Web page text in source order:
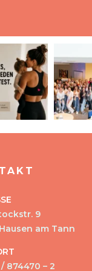
9
am Tann
874470 – 2